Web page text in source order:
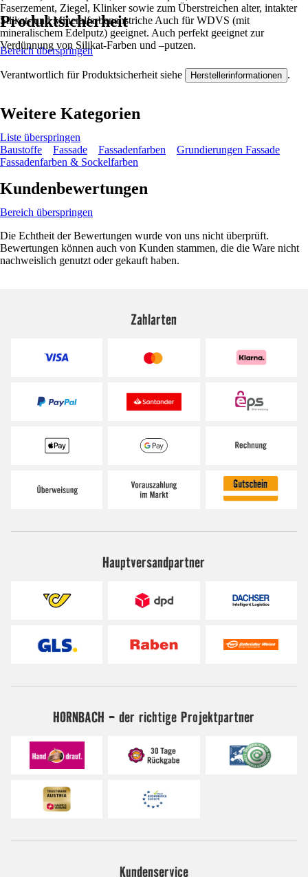
Faserzement, Ziegel, Klinker sowie zum Überstreichen alter, intakter
Silikat- und Mineralfarbenanstriche Auch für WDVS (mit
mineralischem Edelputz) geeignet. Auch perfekt geeignet zur
Verdünnung von Silikat-Farben und –putzen.
Produktsicherheit
Bereich überspringen
Verantwortlich für Produktsicherheit siehe Herstellerinformationen .
Weitere Kategorien
Liste überspringen
Baustoffe
Fassade Fassadenfarben
Grundierungen Fassade
Fassadenfarben & Sockelfarben
Kundenbewertungen
Bereich überspringen
Die Echtheit der Bewertungen wurde von uns nicht überprüft.
Bewertungen können auch von Kunden stammen, die die Ware nicht
nachweislich genutzt oder gekauft haben.
Zahlarten
Hauptversandpartner
HORNBACH - der richtige Projektpartner
Kundenservice